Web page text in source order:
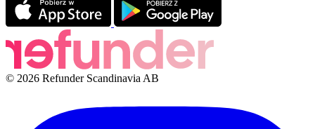
© 2026 Refunder Scandinavia AB